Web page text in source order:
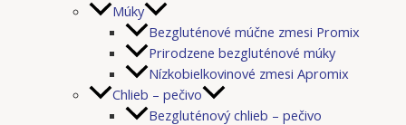
Múky
Bezgluténové múčne zmesi Promix
Prirodzene bezgluténové múky
Nízkobielkovinové zmesi Apromix
Chlieb – pečivo
Bezgluténový chlieb – pečivo